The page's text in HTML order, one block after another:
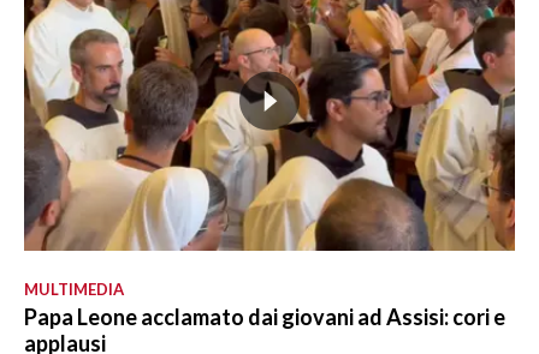
MULTIMEDIA
Papa Leone acclamato dai giovani ad Assisi: cori e
applausi